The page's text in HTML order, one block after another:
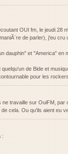
OUI fm, le jeudi 28
de parler), j'eu cru
dauphin" et "America" en
de Bide et
pour les
travaille sur OuiFM, par
cela. Ou qu'ils aient eu
: